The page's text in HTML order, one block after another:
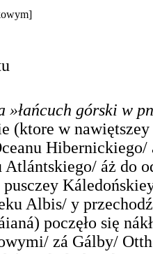
»łańcuch górski w
(ktore w
Atlántskiego/ áż do
pusczey
Albis/ y
poczęło się
zá Gálby/